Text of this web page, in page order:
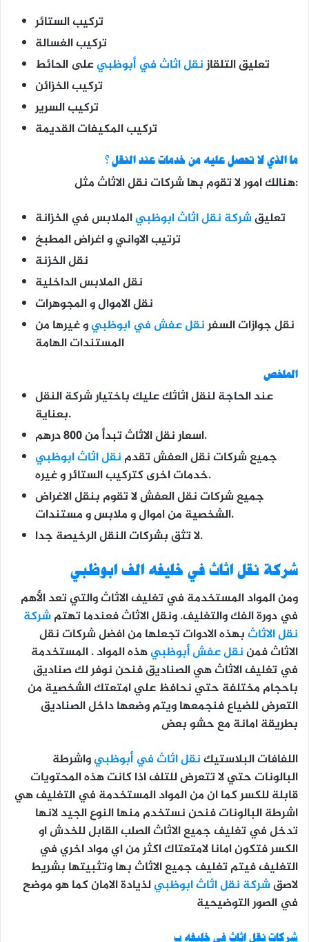
تركيب الستائر
تركيب الغسالة
تعليق التلقازنقل اثاث في أبوظبيعلى الحائط
تركيب الخزائن
تركيب السرير
تركيب المكيفات القديمة
ما الذي لا تحصل عليه من خدمات عند النقل ؟
هنالك امور لا تقوم بها شركات نقل الاثاث مثل:
تعليقشركة نقل اثاث ابوظبيالملابس في الخزانة
ترتيب الاواني و اغراض المطبخ
نقل الخزنة
نقل الملابس الداخلية
نقل الاموال و المجوهرات
نقل جوازات السفرنقل عفش في ابوظبيو غيرها من
المستندات الهامة
الملخص
عند الحاجة لنقل اثاثك عليك باختيار شركة النقل
بعناية.
اسعار نقل الاثاث تبدأ من 800 درهم.
جميع شركات نقل العفش تقدم نقل اثاث ابوظبي
خدمات اخرى كتركيب الستائر و غيره.
جميع شركات نقل العفش لا تقوم بنقل الاغراض
الشخصية من اموال و ملابس و مستندات.
لا تثق بشركات النقل الرخيصة جدا.
شركة نقل اثاث في خليفه الف ابوظبي
ومن المواد المستخدمة في تغليف الاثاث والتي تعد الأهم
في دورة الفك والتغليف. ونقل الاثاث فعندما تهتمشركة
نقل الاثاثبهذه الادوات تجعلها من افضل شركات نقل
الاثاث فمننقل عفش أبوظبيهذه المواد . المستخدمة
في تغليف الاثاث هي الصناديق فنحن نوفر لك صناديق
باحجام مختلفة حتي نحافظ علي امتعتك الشخصية من
التعرض للضياع فنجمعها ويتم وضعها داخل الصناديق
بطريقة امانة مع حشو بعض
اللفافات البلاستيكنقل اثاث في أبوظبيواشرطة
البالونات حتي لا تتعرض للتلف اذا كانت هذه المحتويات
قابلة للكسر كما ان من المواد المستخدمة في التغليف هي
اشرطة البالونات فنحن نستخدم منها النوع الجيد لانها
تدخل في تغليف جميع الاثاث الصلب القابل للخدش او
الكسر فتكون امانا لامتعتاك اكثر من اي مواد اخري في
التغليف فيتم تغليف جميع الاثاث بها وتثبيتها بشريط
لاصقشركة نقل اثاث ابوظبيلذيادة الامان كما هو موضح
في الصور التوضيحية
شركات نقل اثاث في خليفه ب